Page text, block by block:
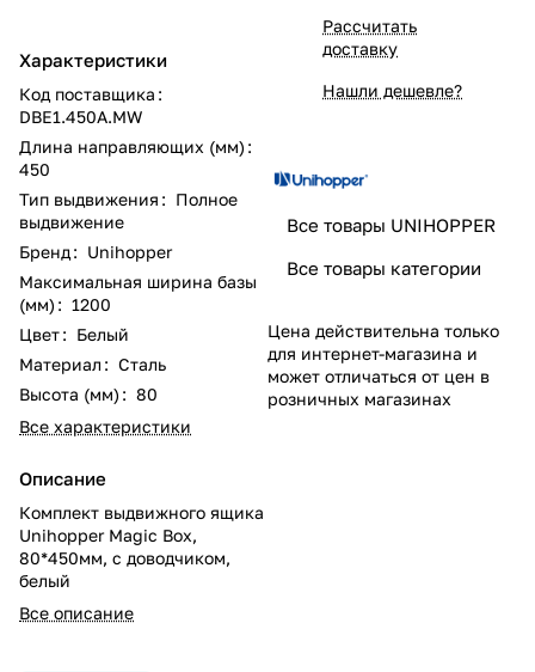
Характеристики
Код поставщика :
DBE1.450A.MW
Длина направляющих (мм) :
450
Тип выдвижения : Полное
выдвижение
Бренд: Unihopper
Максимальная ширина базы
(мм) : 1200
Цвет: Белый
Материал : Сталь
Высота (мм) : 80
Все характеристики
Описание
Комплект выдвижного ящика
Unihopper Magic Box,
80*450мм, с доводчиком,
белый
Все описание
Рассчитать
доставку
Нашли дешевле?
Все товары UNIHOPPER
Все товары категории
Цена действительна только
для интернет-магазина и
может отличаться от цен в
розничных магазинах